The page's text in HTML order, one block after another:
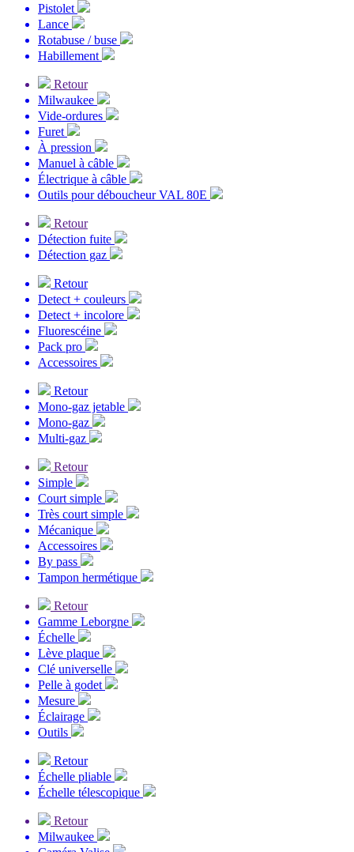
Pistolet
Lance
Rotabuse / buse
Habillement
Retour
Milwaukee
Vide-ordures
Furet
À pression
Manuel à câble
Électrique à câble
Outils pour déboucheur VAL 80E
Retour
Détection fuite
Détection gaz
Retour
Detect + couleurs
Detect + incolore
Fluorescéine
Pack pro
Accessoires
Retour
Mono-gaz jetable
Mono-gaz
Multi-gaz
Retour
Simple
Court simple
Très court simple
Mécanique
Accessoires
By pass
Tampon hermétique
Retour
Gamme Leborgne
Échelle
Lève plaque
Clé universelle
Pelle à godet
Mesure
Éclairage
Outils
Retour
Échelle pliable
Échelle télescopique
Retour
Milwaukee